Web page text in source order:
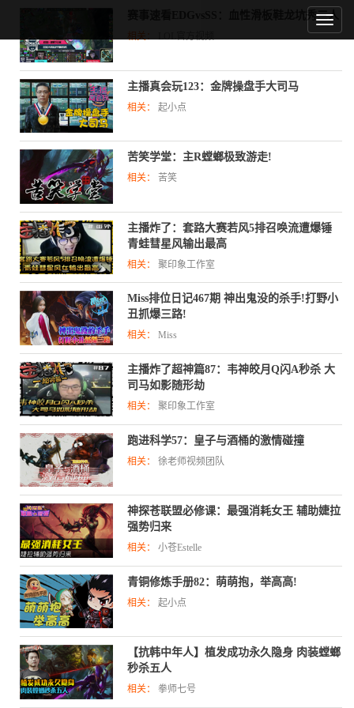
赛事速看EDGvsSS：血性滑板鞋龙坑秀三人
相关：
主播真会玩123：金牌操盘手大司马
相关： 起小点
苦笑学堂：主R螳螂极致游走!
相关： 苦笑
主播炸了：套路大赛若风5排召唤流遭爆锤
青蛙彗星风输出最高
相关： 聚印象工作室
Miss排位日记467期 神出鬼没的杀手!打野小
丑抓爆三路!
相关： Miss
主播炸了超神篇87：韦神皎月Q闪A秒杀 大
司马如影随形劫
相关： 聚印象工作室
跑进科学57：皇子与酒桶的激情碰撞
相关： 徐老师视频团队
神探苍联盟必修课：最强消耗女王 辅助婕拉
强势归来
相关： 小苍Estelle
青铜修炼手册82：萌萌抱，举高高!
相关： 起小点
【抗韩中年人】植发成功永久隐身 肉装螳螂
秒杀五人
相关： 拳师七号